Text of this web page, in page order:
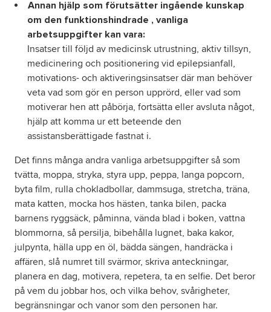
Annan hjälp som förutsätter ingående kunskap
om den funktionshindrade , vanliga
arbetsuppgifter kan vara:
Insatser till följd av medicinsk utrustning, aktiv tillsyn,
medicinering och positionering vid epilepsianfall,
motivations- och aktiveringsinsatser där man behöver
veta vad som gör en person upprörd, eller vad som
motiverar hen att påbörja, fortsätta eller avsluta något,
hjälp att komma ur ett beteende den
assistansberättigade fastnat i.
Det finns många andra vanliga arbetsuppgifter så som
tvätta, moppa, stryka, styra upp, peppa, langa popcorn,
byta film, rulla chokladbollar, dammsuga, stretcha, träna,
mata katten, mocka hos hästen, tanka bilen, packa
barnens ryggsäck, påminna, vända blad i boken, vattna
blommorna, så persilja, bibehålla lugnet, baka kakor,
julpynta, hälla upp en öl, bädda sängen, handräcka i
affären, slå numret till svärmor, skriva anteckningar,
planera en dag, motivera, repetera, ta en selfie. Det beror
på vem du jobbar hos, och vilka behov, svårigheter,
begränsningar och vanor som den personen har.